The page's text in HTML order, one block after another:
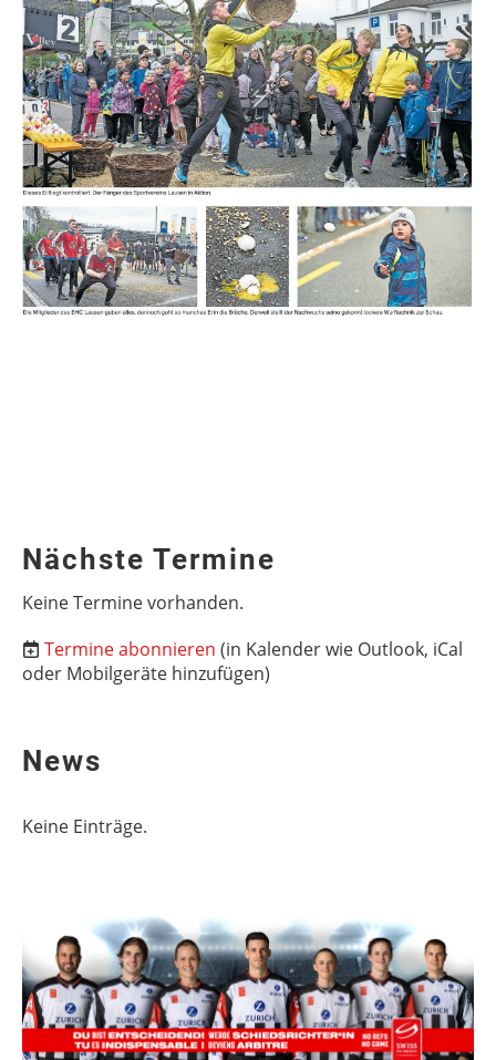
Nächste Termine
Keine Termine vorhanden.
Termine abonnieren (in Kalender wie Outlook, iCal
oder Mobilgeräte hinzufügen)
News
Keine Einträge.